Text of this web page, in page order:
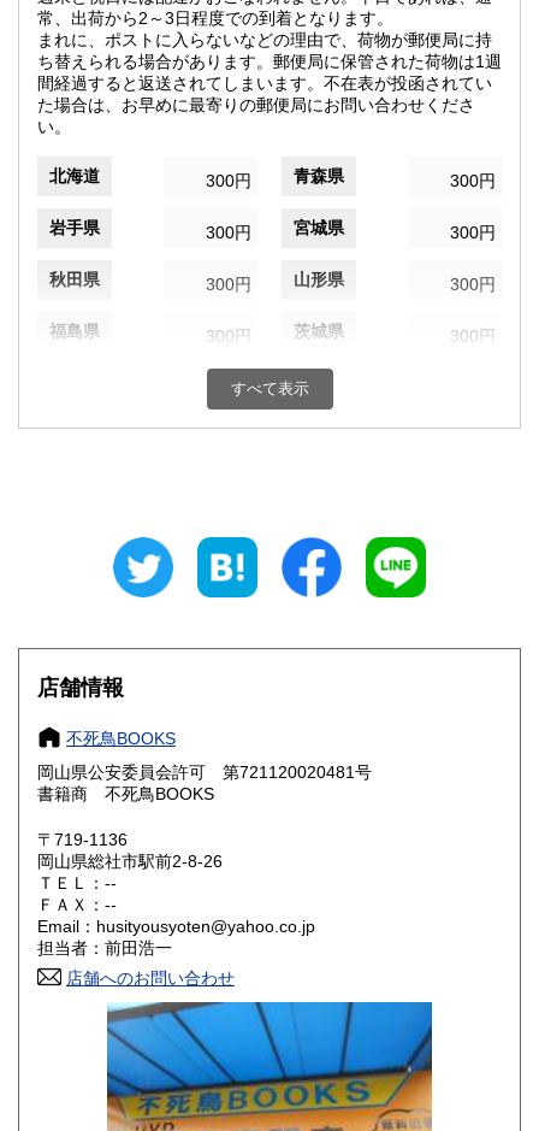
常、出荷から2～3日程度での到着となります。
まれに、ポストに入らないなどの理由で、荷物が郵便局に持
ち替えられる場合があります。郵便局に保管された荷物は1週
間経過すると返送されてしまいます。不在表が投函されてい
た場合は、お早めに最寄りの郵便局にお問い合わせくださ
い。
北海道 300円 青森県 300円
岩手県 300円 宮城県 300円
秋田県 300円 山形県 300円
福島県 300円 茨城県 300円
300円 群馬県
埼玉県 千葉県
300円 富山県
300円 福井県
300円 300円
岐阜県
愛知県
滋賀県 300円
大阪府 300円
奈良県
鳥取県
300円 広島県
300円 徳島県
300円 愛媛県
すべて表示
店舗情報
不死鳥BOOKS
岡山県公安委員会許可 第721120020481号
書籍商 不死鳥BOOKS
〒719-1136
岡山県総社市駅前2-8-26
ＴＥＬ：--
ＦＡＸ：--
Email：husityousyoten@yahoo.co.jp
担当者：前田浩一
店舗へのお問い合わせ